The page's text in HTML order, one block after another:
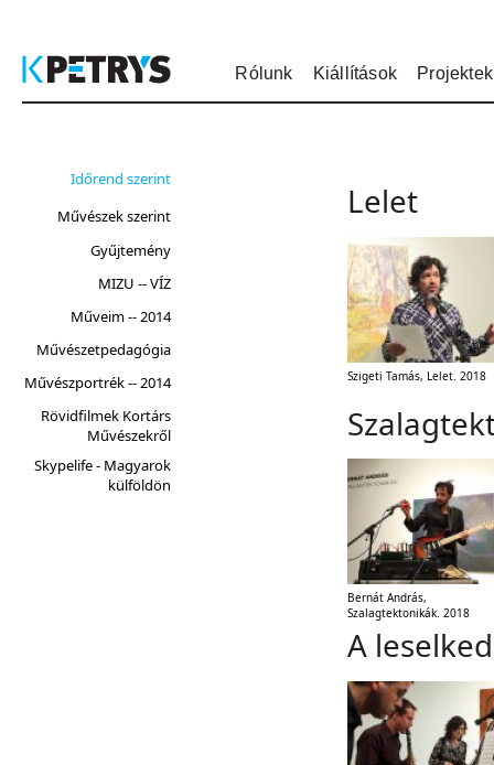
Rólunk Kiállítások Projektek
Időrend szerint
Művészek szerint
Gyűjtemény
MIZU -- VÍZ
Műveim -- 2014
Művészetpedagógia
Művészportrék -- 2014
Rövidfilmek Kortárs
Művészekről
Skypelife - Magyarok
külföldön
Lelet
Szigeti Tamás, Lelet. 2018
Bernát András,
Szalagtektonikák. 2018
A